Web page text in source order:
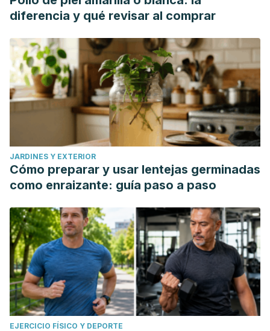
diferencia y qué revisar al comprar
JARDINES Y EXTERIOR
Cómo preparar y usar lentejas germinadas
como enraizante: guía paso a paso
EJERCICIO FÍSICO Y DEPORTE